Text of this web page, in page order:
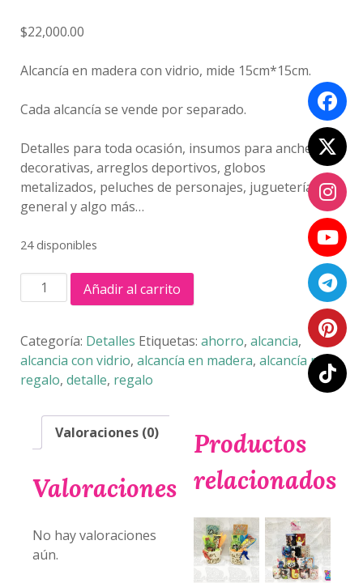
$22,000.00
Alcancía en madera con vidrio, mide 15cm*15cm.
Cada alcancía se vende por separado.
Detalles para toda ocasión, insumos para anchetas
decorativas, arreglos deportivos, globos
metalizados, peluches de personajes, juguetería
general y algo más…
24 disponibles
ALCANCÍA
#1
Añadir al carrito
Categoría: Detalles Etiquetas: ahorro, alcancia,
alcancia con vidrio, alcancía en madera, alcancía para
regalo, detalle, regalo
Valoraciones (0)
Valoraciones
No hay valoraciones
aún.
Productos
relacionados